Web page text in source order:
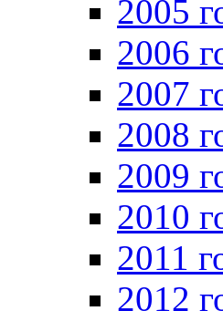
2005
2006
2007
2008
2009
2010
2011
2012